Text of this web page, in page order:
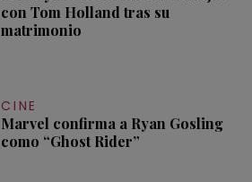
con Tom Holland tras su
matrimonio
CINE
Marvel confirma a Ryan Gosling
como “Ghost Rider”